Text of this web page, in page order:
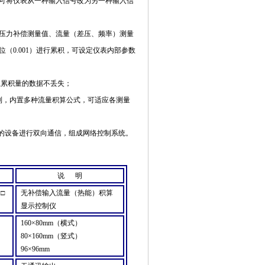
力补偿测量值、流量（ 差压、频率） 测量
（0.001） 进行累积，可设定仪表内部参数
积量的数据不丢失；
内置多种流量积算公式，可适应各测量
设备进行双向通信，组成网络控制系统。
说 明
□ 无补偿输入流量（热能） 积算
显示控制仪
160×80mm（横式）
80×160mm（ 竖式）
96×96mm